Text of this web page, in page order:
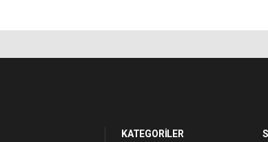
KATEGORİLER